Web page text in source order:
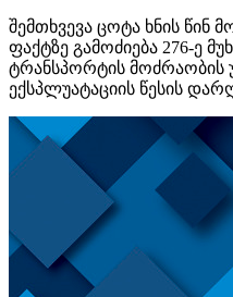
შემთხვევა ცოტა ხნის წინ
ფაქტზე გამოძიება 276-ე
ტრანსპორტის მოძრაობის
ექსპლუატაციის წესის